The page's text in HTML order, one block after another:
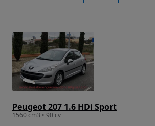
Peugeot 207 1.6 HDi Sport
1560 cm3 • 90 cv